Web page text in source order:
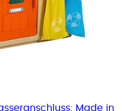
Made in